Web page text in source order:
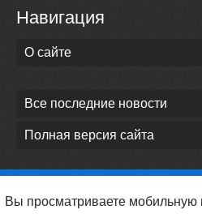
Навигация
О сайте
Все последние новости
Полная версия сайта
Вы просматриваете мобильную